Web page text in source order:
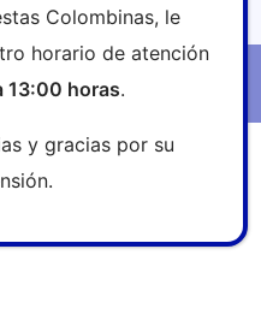
advierte de los peligros
Colombinas, le
horario de atención
13:00 horas.
y gracias por su